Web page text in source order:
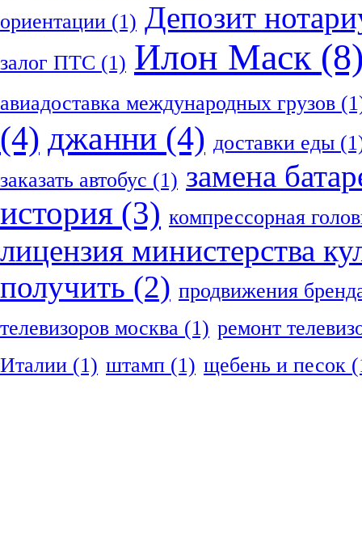
ориентации (1) Депозит
залог ПТС (1) Илон Маск
авиадоставка международных грузов
(4) джанни (4) доставки еды
заказать автобус (1) замена
история (3) компрессорная
лицензия министерства
получить (2) продвижения
телевизоров москва (1) ремонт
Италии (1) штамп (1) щебень и песок